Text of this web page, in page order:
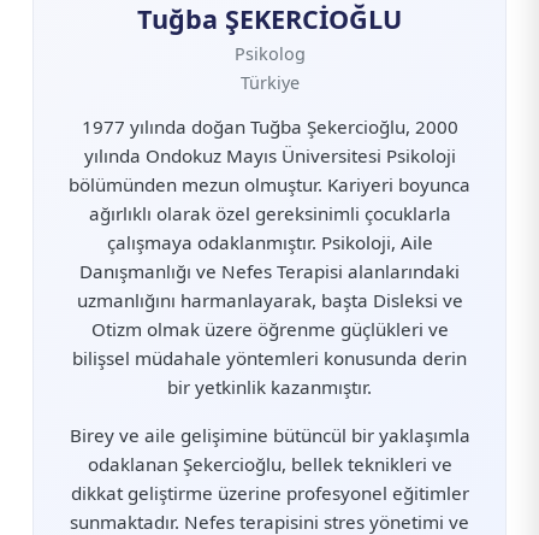
Tuğba ŞEKERCİOĞLU
Psikolog
Türkiye
1977 yılında doğan Tuğba Şekercioğlu, 2000
yılında Ondokuz Mayıs Üniversitesi Psikoloji
bölümünden mezun olmuştur. Kariyeri boyunca
ağırlıklı olarak özel gereksinimli çocuklarla
çalışmaya odaklanmıştır. Psikoloji, Aile
Danışmanlığı ve Nefes Terapisi alanlarındaki
uzmanlığını harmanlayarak, başta Disleksi ve
Otizm olmak üzere öğrenme güçlükleri ve
bilişsel müdahale yöntemleri konusunda derin
bir yetkinlik kazanmıştır.
Birey ve aile gelişimine bütüncül bir yaklaşımla
odaklanan Şekercioğlu, bellek teknikleri ve
dikkat geliştirme üzerine profesyonel eğitimler
sunmaktadır. Nefes terapisini stres yönetimi ve